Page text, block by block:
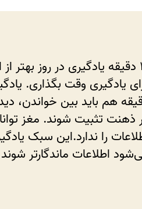
هم باید بین خواندن،
ذهنت تثبیت شوند. مغز
را ندارد.این سبک
اطلاعات ماندگارتر